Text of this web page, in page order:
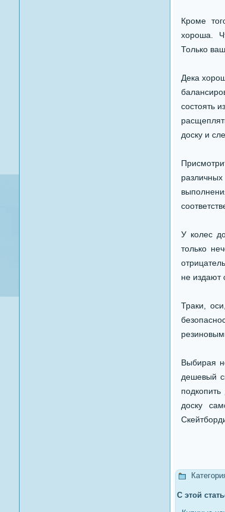
Кроме
хороша.
Только
Дека
состоять
доску и
У колес
только
не издают
Траки,
Выбирая
дешевый
доску
С этой